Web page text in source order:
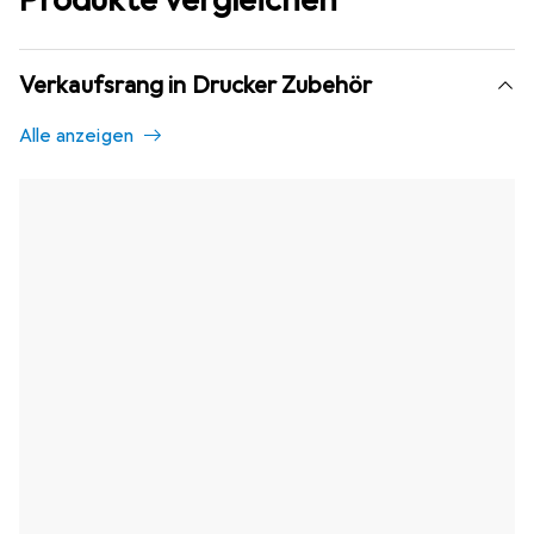
Verkaufsrang in Drucker Zubehör
Alle anzeigen